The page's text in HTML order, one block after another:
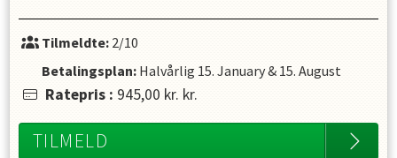
Tilmeldte:2/10
Betalingsplan: Halvårlig 15. January& 15. August
Ratepris : 945,00 kr. kr.
TILMELD